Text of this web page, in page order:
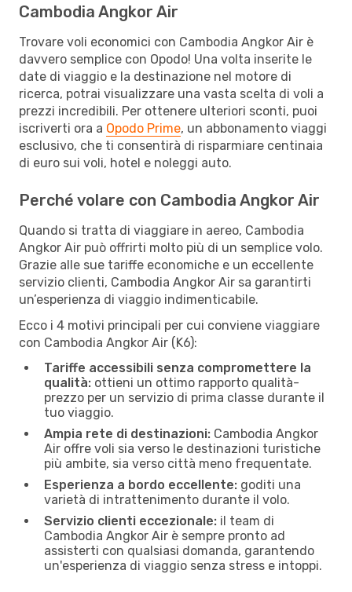
Cambodia Angkor Air
Trovare voli economici con Cambodia Angkor Air è
davvero semplice con Opodo! Una volta inserite le
date di viaggio e la destinazione nel motore di
ricerca, potrai visualizzare una vasta scelta di voli a
prezzi incredibili. Per ottenere ulteriori sconti, puoi
iscriverti ora a Opodo Prime, un abbonamento viaggi
esclusivo, che ti consentirà di risparmiare centinaia
di euro sui voli, hotel e noleggi auto.
Perché volare con Cambodia Angkor Air
Quando si tratta di viaggiare in aereo, Cambodia
Angkor Air può offrirti molto più di un semplice volo.
Grazie alle sue tariffe economiche e un eccellente
servizio clienti, Cambodia Angkor Air sa garantirti
un’esperienza di viaggio indimenticabile.
Ecco i 4 motivi principali per cui conviene viaggiare
con Cambodia Angkor Air (K6):
Tariffe accessibili senza compromettere la
qualità: ottieni un ottimo rapporto qualità-
prezzo per un servizio di prima classe durante il
tuo viaggio.
Ampia rete di destinazioni: Cambodia Angkor
Air offre voli sia verso le destinazioni turistiche
più ambite, sia verso città meno frequentate.
Esperienza a bordo eccellente: goditi una
varietà di intrattenimento durante il volo.
Servizio clienti eccezionale: il team di
Cambodia Angkor Air è sempre pronto ad
assisterti con qualsiasi domanda, garantendo
un'esperienza di viaggio senza stress e intoppi.